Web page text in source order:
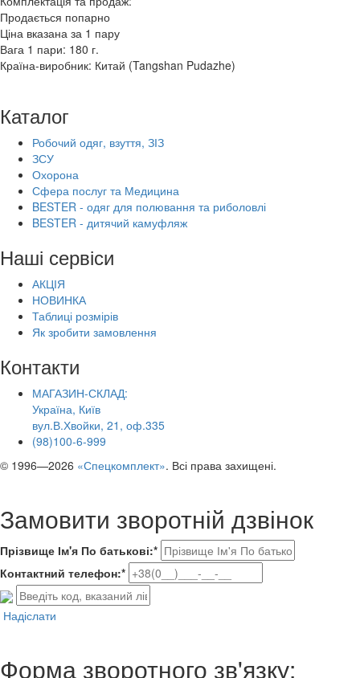
Продається попарно
Ціна вказана за 1 пару
Вага 1 пари: 180 г.
Країна-виробник: Китай (Tangshan Pudazhe)
Каталог
Робочий одяг, взуття, ЗІЗ
ЗСУ
Охорона
Сфера послуг та Медицина
BESTER - одяг для полювання та риболовлі
BESTER - дитячий камуфляж
Наші сервіси
АКЦІЯ
НОВИНКА
Таблиці розмірів
Як зробити замовлення
Контакти
МАГАЗИН-СКЛАД:
Україна, Київ
вул.В.Хвойки, 21, оф.335
(98)100-6-999
© 1996—2026 «Спецкомплект». Всі права захищені.
Замовити зворотній дзвінок
Прізвище Ім'я По батькові:*
Контактний телефон:*
Надіслати
Форма зворотного зв'язку: